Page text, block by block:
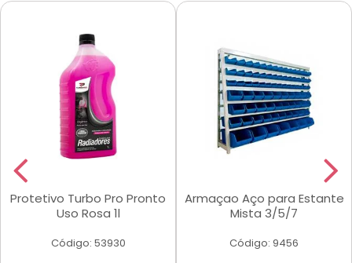
Protetivo Turbo Pro Pronto
Uso Rosa 1l
Código: 53930
Armaçao Aço para Estante
Mista 3/5/7
Código: 9456